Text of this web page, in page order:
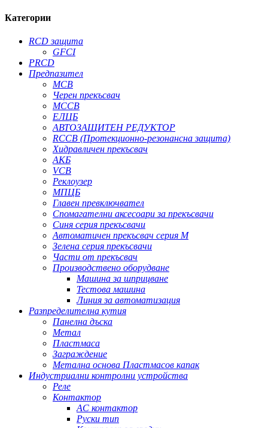
Категории
RCD защита
GFCI
PRCD
Предпазител
MCB
Черен прекъсвач
MCCB
ЕЛЦБ
АВТОЗАЩИТЕН РЕДУКТОР
RCCB (Протекционно-резонансна защита)
Хидравличен прекъсвач
АКБ
VCB
Реклоузер
МПЦБ
Главен превключвател
Спомагателни аксесоари за прекъсвачи
Синя серия прекъсвачи
Автоматичен прекъсвач серия M
Зелена серия прекъсвачи
Части от прекъсвач
Производствено оборудване
Машина за шприцване
Тестова машина
Линия за автоматизация
Разпределителна кутия
Панелна дъска
Метал
Пластмаса
Заграждение
Метална основа Пластмасов капак
Индустриални контролни устройства
Реле
Контактор
AC контактор
Руски тип